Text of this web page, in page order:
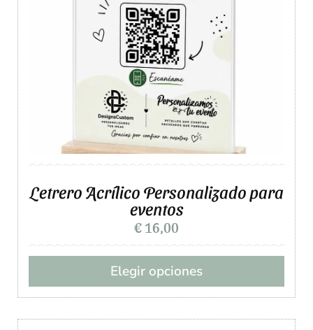
Letrero Acrílico Personalizado para
eventos
€16,00
Elegir opciones